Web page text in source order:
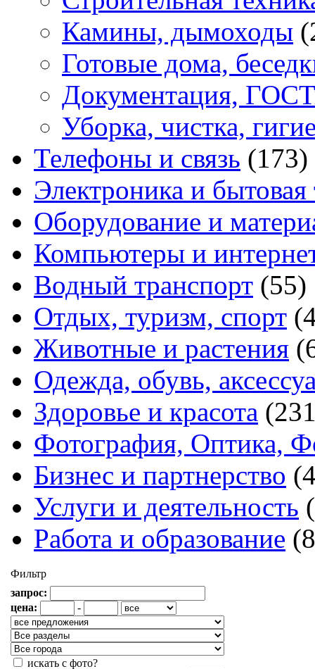
Камины, дымоходы
Готовые дома,
Документация,
Уборка, чистка,
Телефоны и связь (173)
Электроника и бытовая
Оборудование и
Компьютеры и
Водный транспорт (55)
Отдых, туризм, спорт
Животные и растения
Одежда, обувь,
Здоровье и красота
Фотография, Оптика,
Бизнес и партнерство
Услуги и деятельность
Работа и образование
Фильтр
запрос:
цена:
-
искать с фото?